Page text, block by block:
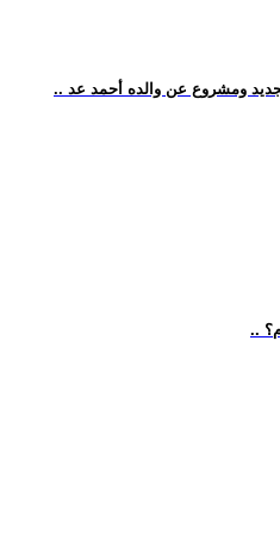
ومشروع عن والده أحمد عد